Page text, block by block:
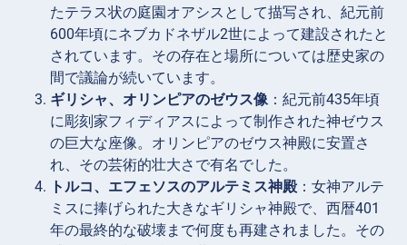
たテラス状の庭園オアシスとして描写され、紀元前
600年頃にネブカドネザル2世によって建設されたと
されています。その存在と場所については歴史家の
間で議論が続いています。
ギリシャ、オリンピアのゼウス像 ：紀元前435年頃
に彫刻家フィディアスによって制作された神ゼウス
の巨大な座像。オリンピアのゼウス神殿に安置さ
れ、その芸術的壮大さで有名でした。
トルコ、エフェソスのアルテミス神殿：女神アルテ
ミスに捧げられた大きなギリシャ神殿で、西暦401
年の最終的な破壊まで何度も再建されました。その